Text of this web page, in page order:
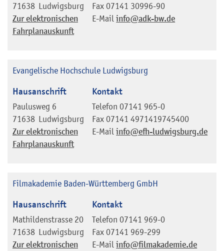
71638 Ludwigsburg
Zur elektronischen
Fahrplanauskunft
Fax 07141 30996-90
E-Mail info@adk-bw.de
Evangelische Hochschule Ludwigsburg
Hausanschrift
Paulusweg 6
71638 Ludwigsburg
Zur elektronischen
Fahrplanauskunft
Kontakt
Telefon 07141 965-0
Fax 07141 4971419745400
E-Mail info@efh-ludwigsburg.de
Filmakademie Baden-Württemberg GmbH
Hausanschrift
Mathildenstrasse 20
71638 Ludwigsburg
Zur elektronischen
Kontakt
Telefon 07141 969-0
Fax 07141 969-299
E-Mail info@filmakademie.de